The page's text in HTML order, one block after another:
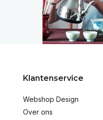
Klantenservice
Webshop Design
Over ons